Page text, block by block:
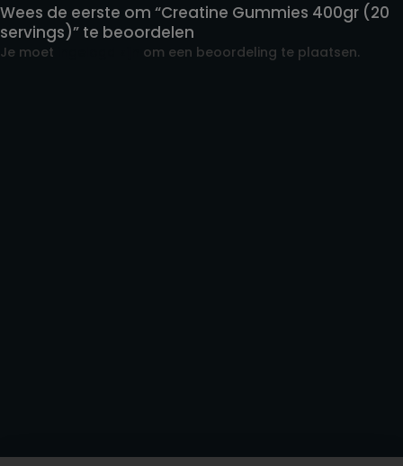
Wees de eerste om “Creatine Gummies 400gr (20
servings)” te beoordelen
Je moet om een beoordeling te plaatsen.